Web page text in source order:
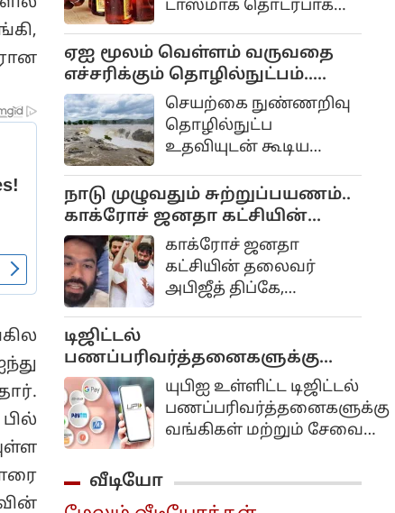
மாறிவிடமாட்டோமோ
என்கிற ஆசையும்
எதிர்பார்ப்புமே இதற்கு
காரணம்
டாஸ்மாக் தொடர்பாக
எடுக்கப்பட்டு வருகிறது.
ஏஐ மூலம் வெள்ளம் வருவதை
எச்சரிக்கும் தொழில்நுட்பம்..
கேரள அரசு முடிவு..செயற்கை நுண்ணறிவு
தொழில்நுட்ப
உதவியுடன் கூடிய
மேலாண்மை மற்றும்
மீட்பு திட்டம் கேரளாவில்
விரைவில்
அமல்படுத்தப்படும்
என்று அம்மாநில
முதலமைச்சர் வி.டி.
சதீசன் அறிவித்துள்ளார்.
நாடு முழுவதும் சுற்றுப்பயணம்..
காக்ரோச் ஜனதா கட்சியின்
தலைவர் அபிஜீத் திப்கே
அறிவிப்பு..
காக்ரோச் ஜனதா
கட்சியின் தலைவர்
அபிஜீத் திப்கே,
நேரடியாக
கேட்டறிவதற்காக வரும்
செப்டம்பர் மாதம் 'கியா
போல்டி பப்ளிக்'என்ற
நாடு தழுவிய
தொடங்கவுள்ளதாக
அறிவித்துள்ளார்.
டிஜிட்டல்
பணப்பரிவர்த்தனைகளுக்கு
கட்டணம் வசூலிக்கும் சட்ட
மசோதா.. மக்களவையில்
நிறைவேற்றம்...
யுபிஐ உள்ளிட்ட டிஜிட்டல்
பணப்பரிவர்த்தனைகளுக்கு
வங்கிகள் மற்றும் சேவை
வீடியோ